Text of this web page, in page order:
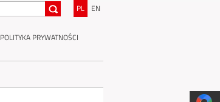
PL EN
POLITYKA PRYWATNOŚCI